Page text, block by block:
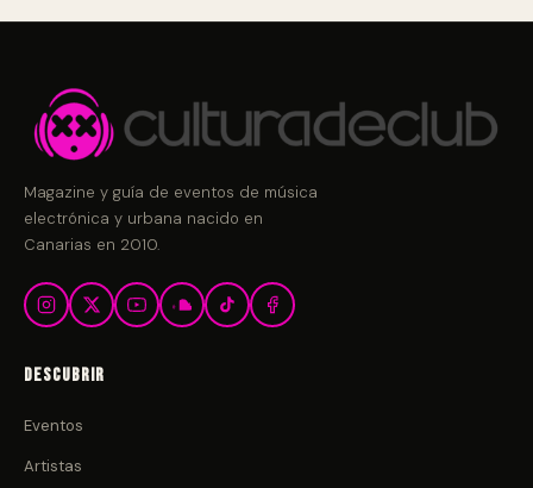
Magazine y guía de eventos de música
electrónica y urbana nacido en
Canarias en 2010.
Descubrir
Eventos
Artistas